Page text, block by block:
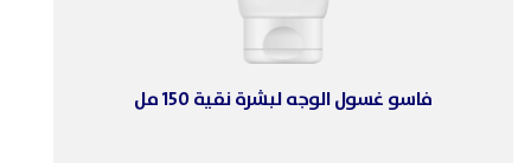
فاسو غسول الوجه لبشرة نقية 150 مل